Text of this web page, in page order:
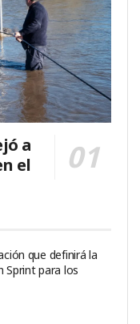
a
el
que definirá la
Sprint para los